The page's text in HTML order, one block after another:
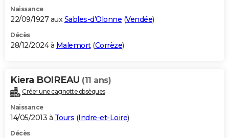
Naissance
22/09/1927 auxSables-d'Olonne (Vendée)
Décès
28/12/2024 à Malemort(Corrèze)
Kiera BOIREAU (11 ans)
Créer une cagnotte obsèques
Naissance
14/05/2013 à Tours (Indre-et-Loire)
Décès